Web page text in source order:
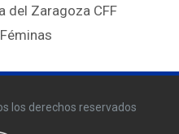
del Zaragoza CFF
los derechos reservados